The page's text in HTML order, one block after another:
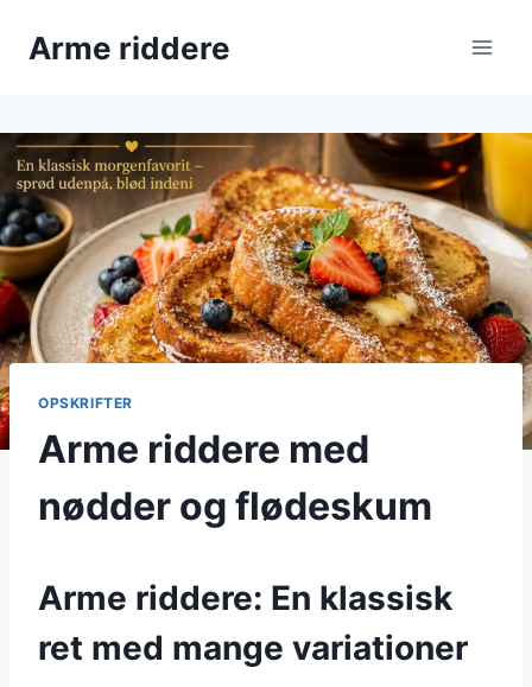
Arme riddere
OPSKRIFTER
Arme riddere med
nødder og flødeskum
Arme riddere: En klassisk
ret med mange variationer